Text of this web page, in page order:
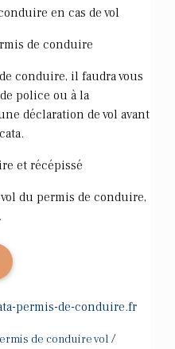
en cas de vol
de conduire
conduire, il faudra vous
police ou à la
déclaration de vol avant
et récépissé
du permis de conduire,
permis-de-conduire.fr
de conduire vol /